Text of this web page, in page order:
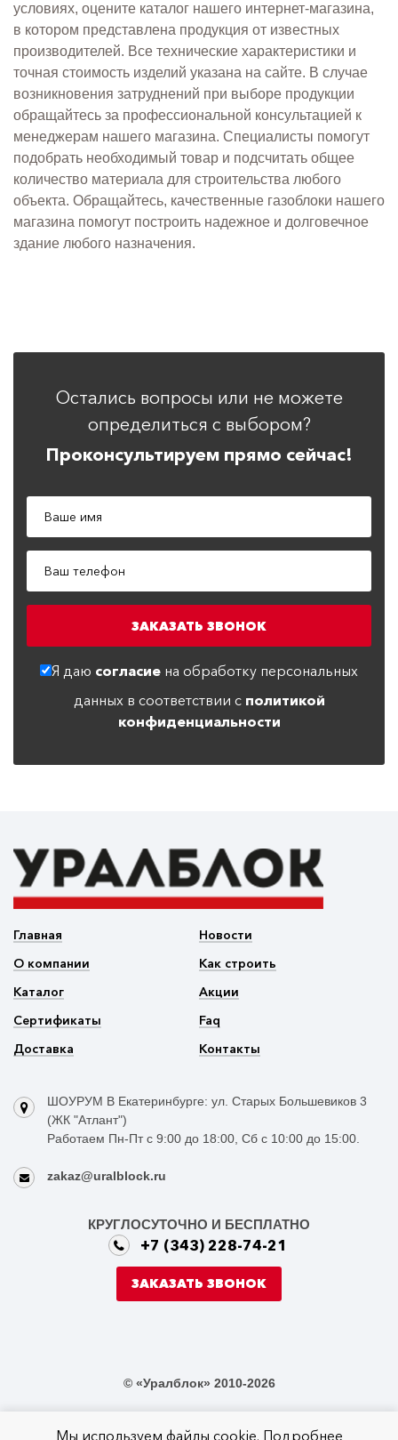
условиях, оцените каталог нашего интернет-магазина,
в котором представлена продукция от известных
производителей. Все технические характеристики и
точная стоимость изделий указана на сайте. В случае
возникновения затруднений при выборе продукции
обращайтесь за профессиональной консультацией к
менеджерам нашего магазина. Специалисты помогут
подобрать необходимый товар и подсчитать общее
количество материала для строительства любого
объекта. Обращайтесь, качественные газоблоки нашего
магазина помогут построить надежное и долговечное
здание любого назначения.
Остались вопросы или не можете
определиться с выбором?
Проконсультируем прямо сейчас!
Я даю согласие на обработку персональных
данных в соответствии с политикой
конфиденциальности
Главная
О компании
Каталог
Сертификаты
Доставка
Новости
Как строить
Акции
Faq
Контакты
ШОУРУМ В Екатеринбурге: ул. Старых Большевиков 3
(ЖК "Атлант")
Работаем Пн-Пт с 9:00 до 18:00, Сб с 10:00 до 15:00.
zakaz@uralblock.ru
КРУГЛОСУТОЧНО И БЕСПЛАТНО
+7 (343) 228-74-21
ЗАКАЗАТЬ ЗВОНОК
© «Уралблок» 2010-2026
Не является публичной офертой в соответствии со статьей 437 ГК РФ
Мы используем файлы cookie. Подробнее